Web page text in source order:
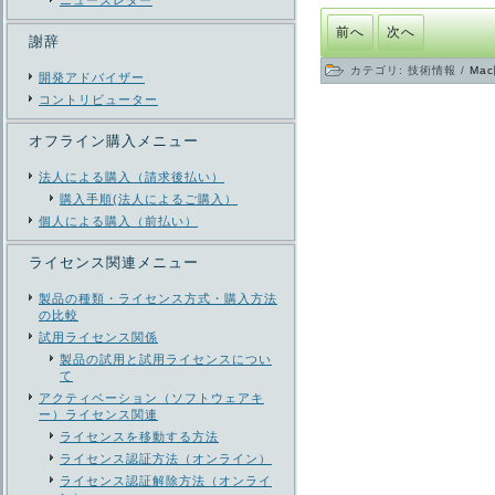
謝辞
開発アドバイザー
コントリビューター
オフライン購入メニュー
法人による購入（請求後払い）
購入手順(法人によるご購入）
個人による購入（前払い）
ライセンス関連メニュー
製品の種類・ライセンス方式・購入方法
の比較
試用ライセンス関係
製品の試用と試用ライセンスについ
て
アクティベーション（ソフトウェアキ
ー）ライセンス関連
ライセンスを移動する方法
ライセンス認証方法（オンライン）
ライセンス認証解除方法（オンライ
前へ 次へ
カテゴリ: 技術情報 /